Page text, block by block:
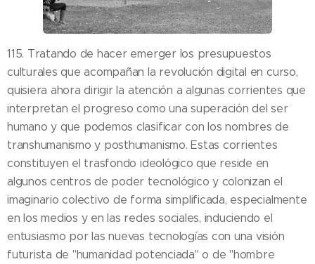
115. Tratando de hacer emerger los presupuestos
culturales que acompañan la revolución digital en curso,
quisiera ahora dirigir la atención a algunas corrientes que
interpretan el progreso como una superación del ser
humano y que podemos clasificar con los nombres de
transhumanismo y posthumanismo. Estas corrientes
constituyen el trasfondo ideológico que reside en
algunos centros de poder tecnológico y colonizan el
imaginario colectivo de forma simplificada, especialmente
en los medios y en las redes sociales, induciendo el
entusiasmo por las nuevas tecnologías con una visión
futurista de "humanidad potenciada" o de "hombre